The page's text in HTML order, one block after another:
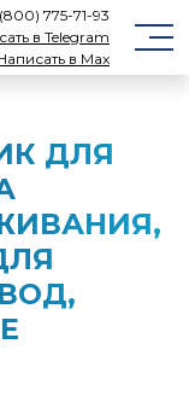
775-71-93
в Telegram
в Max
ДЛЯ